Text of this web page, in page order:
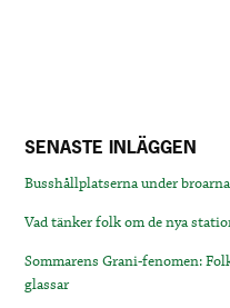
SENASTE INLÄGGEN
Busshållplatserna under
Vad tänker folk om de nya
Sommarens Grani-fenomen:
glassar